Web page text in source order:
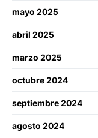
mayo 2025
abril 2025
marzo 2025
octubre 2024
septiembre 2024
agosto 2024